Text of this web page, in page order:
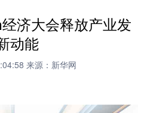
网评 港澳
全球连线
量子
济大会释放产业发
动能
来源：新华网